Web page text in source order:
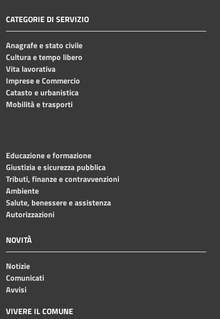
CATEGORIE DI SERVIZIO
Anagrafe e stato civile
Cultura e tempo libero
Vita lavorativa
Imprese e Commercio
Catasto e urbanistica
Mobilità e trasporti
Educazione e formazione
Giustizia e sicurezza pubblica
Tributi, finanze e contravvenzioni
Ambiente
Salute, benessere e assistenza
Autorizzazioni
NOVITÀ
Notizie
Comunicati
Avvisi
VIVERE IL COMUNE